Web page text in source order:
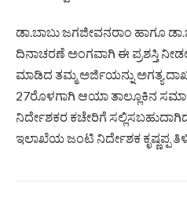
ಡಾ.ಬಾಬು ಜಗಜೀವನರಾಂ ಹಾಗೂ
ದಿನಾಚರಣೆ ಅಂಗವಾಗಿ ಈ ಪ್ರಶಸ್ತಿ
ಮಾಡಿದ ತಮ್ಮ ಅರ್ಜಿಯನ್ನು ಅಗತ್ಯ
27ರೊಳಗಾಗಿ ಆಯಾ ತಾಲ್ಲೂಕಿನ
ನಿರ್ದೇಶಕರ ಕಚೇರಿಗೆ
ಇಲಾಖೆಯ ಜಂಟಿ ನಿರ್ದೇಶಕ ಕೃಷ್ಣಪ್ಪ